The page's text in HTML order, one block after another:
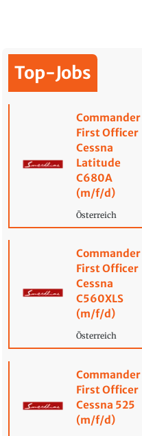
Top-Jobs
First Officer
Cessna
Latitude
C680A
(m/f/d)
Österreich
First Officer
Cessna
C560XLS
(m/f/d)
Österreich
First Officer
Cessna 525
(m/f/d)